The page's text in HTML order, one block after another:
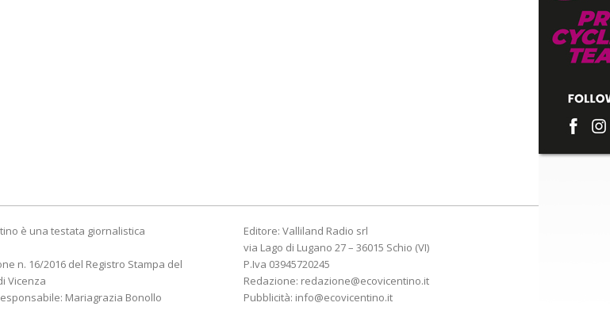
è una testata giornalistica
n. 16/2016 del Registro Stampa del
Vicenza
Mariagrazia Bonollo
Editore: Valliland Radio srl
via Lago di Lugano 27 – 36015 Schio (VI)
P.Iva 03945720245
Redazione: redazione@ecovicentino.it
Pubblicità: info@ecovicentino.it